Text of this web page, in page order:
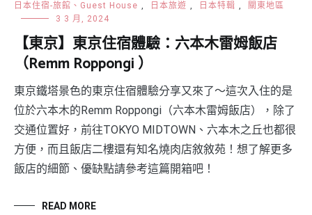
日本住宿-旅館、Guest House , 日本旅遊 , 日本特輯 ,
關東地區
3 3 月, 2024
【東京】東京住宿體驗：六本木雷姆飯店
（Remm Roppongi ）
東京鐵塔景色的東京住宿體驗分享又來了～這次入住的是
位於六本木的Remm Roppongi（六本木雷姆飯店），除了
交通位置好，前往TOKYO MIDTOWN、六本木之丘也都很
方便，而且飯店二樓還有知名燒肉店敘敘苑！想了解更多
飯店的細節、優缺點請參考這篇開箱吧！
READ MORE